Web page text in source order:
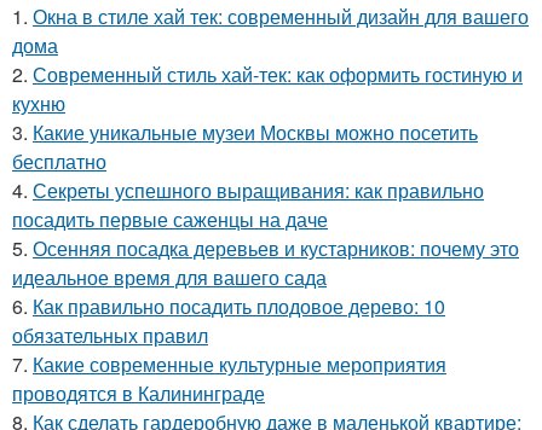
1. Окна в стиле хай тек: современный дизайн для вашего
дома
2. Современный стиль хай-тек: как оформить гостиную и
кухню
3. Какие уникальные музеи Москвы можно посетить
бесплатно
4. Секреты успешного выращивания: как правильно
посадить первые саженцы на даче
5. Осенняя посадка деревьев и кустарников: почему это
идеальное время для вашего сада
6. Как правильно посадить плодовое дерево: 10
обязательных правил
7. Какие современные культурные мероприятия
проводятся в Калининграде
8. Как сделать гардеробную даже в маленькой квартире: